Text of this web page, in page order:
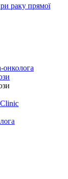
раку прямої
онколога